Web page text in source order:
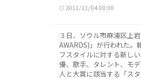
2011/11/04 00:00
３日、ソウル市麻浦区上
AWARDS)」が行われた
フスタイルに対する新し
優、歌手、タレント、モ
人と大賞に該当する「ス